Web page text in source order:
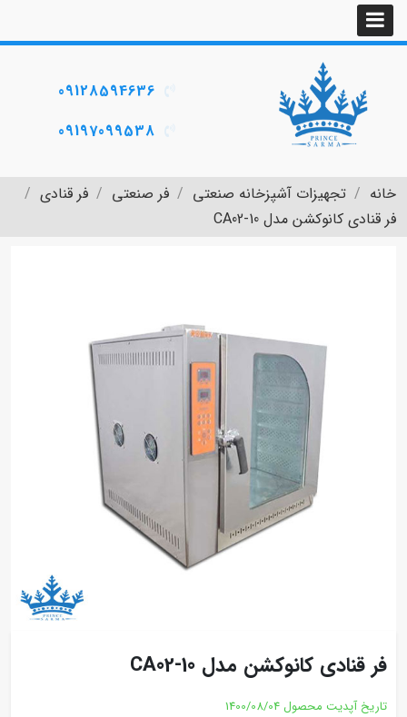
09128594636
09197099538
خانه تجهیزات آشپزخانه صنعتی فر صنعتی
فر قنادی
فر قنادی کانوکشن مدل CA02-10
فر قنادی کانوکشن مدل CA02-10
تاریخ آپدیت محصول 1400/08/04